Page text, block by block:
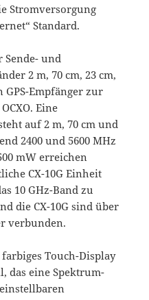
Stromversorgung
Standard.
und
2 m, 70 cm, 23 cm,
GPS-Empfänger zur
Eine
auf 2 m, 70 cm und
2400 und 5600 MHz
mW erreichen
CX-10G Einheit
10 GHz-Band zu
die CX-10G sind über
verbunden.
Touch-Display
das eine Spektrum-